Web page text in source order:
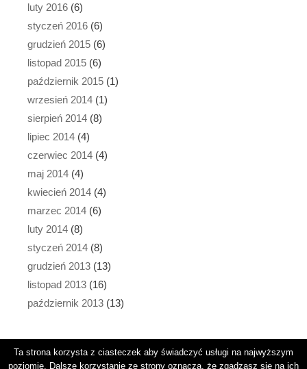
luty 2016 (6)
styczeń 2016 (6)
grudzień 2015 (6)
listopad 2015 (6)
październik 2015 (1)
wrzesień 2014 (1)
sierpień 2014 (8)
lipiec 2014 (4)
czerwiec 2014 (4)
maj 2014 (4)
kwiecień 2014 (4)
marzec 2014 (6)
luty 2014 (8)
styczeń 2014 (8)
grudzień 2013 (13)
listopad 2013 (16)
październik 2013 (13)
Ta strona korzysta z ciasteczek aby świadczyć usługi na najwyższym
poziomie. Dalsze korzystanie ze strony oznacza, że zgadzasz się na ich